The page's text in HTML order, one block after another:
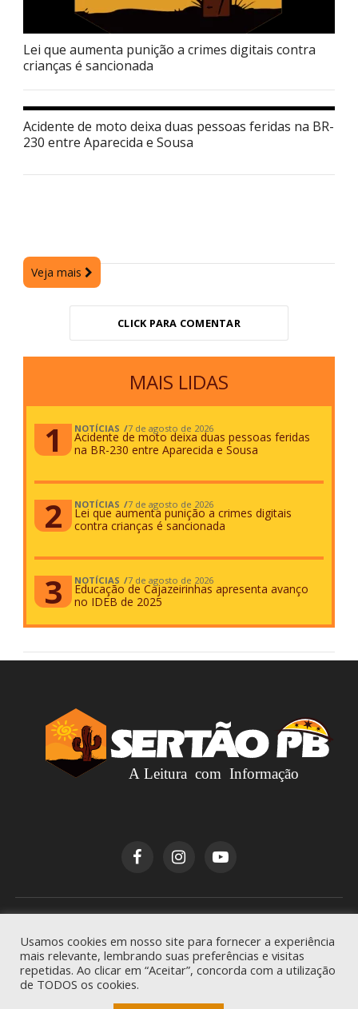
Lei que aumenta punição a crimes digitais contra
crianças é sancionada
Acidente de moto deixa duas pessoas feridas na BR-
230 entre Aparecida e Sousa
Veja mais
CLICK PARA COMENTAR
MAIS LIDAS
NOTÍCIAS 7 de agosto de 2026
Acidente de moto deixa duas pessoas feridas
na BR-230 entre Aparecida e Sousa
NOTÍCIAS 7 de agosto de 2026
Lei que aumenta punição a crimes digitais
contra crianças é sancionada
NOTÍCIAS 7 de agosto de 2026
Educação de Cajazeirinhas apresenta avanço
no IDEB de 2025
reservados.
Usamos cookies em nosso site para fornecer a experiência
mais relevante, lembrando suas preferências e visitas
repetidas. Ao clicar em “Aceitar”, concorda com a utilização
de TODOS os cookies.